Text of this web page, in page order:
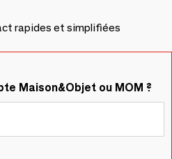
rapides et simplifiées
Maison&Objet ou MOM ?